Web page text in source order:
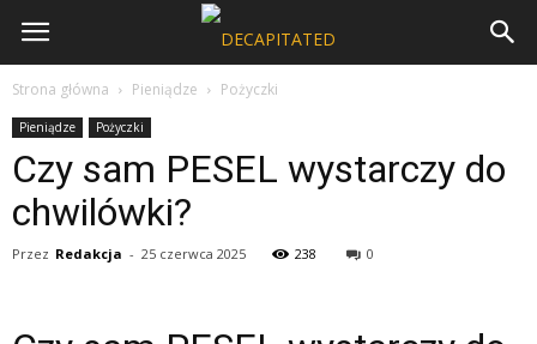
Strona główna Pieniądze Pożyczki
Pieniądze Pożyczki
Czy sam PESEL wystarczy do
chwilówki?
Przez Redakcja - 25 czerwca 2025 238 0